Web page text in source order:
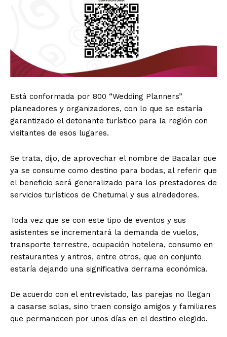
Está conformada por 800 “Wedding Planners”
planeadores y organizadores, con lo que se estaría
garantizado el detonante turístico para la región con
visitantes de esos lugares.
Se trata, dijo, de aprovechar el nombre de Bacalar que
ya se consume como destino para bodas, al referir que
el beneficio será generalizado para los prestadores de
servicios turísticos de Chetumal y sus alrededores.
Toda vez que se con este tipo de eventos y sus
asistentes se incrementará la demanda de vuelos,
transporte terrestre, ocupación hotelera, consumo en
restaurantes y antros, entre otros, que en conjunto
estaría dejando una significativa derrama económica.
De acuerdo con el entrevistado, las parejas no llegan
a casarse solas, sino traen consigo amigos y familiares
que permanecen por unos días en el destino elegido.